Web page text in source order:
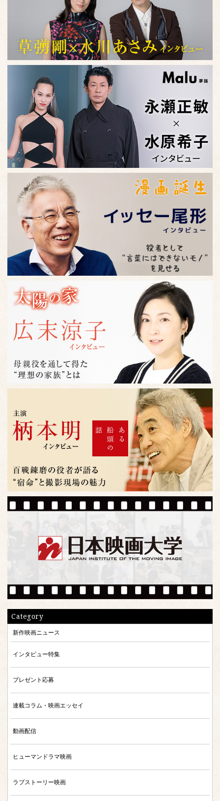
Category
新作映画ニュース
インタビュー特集
プレゼント応募
連載コラム・映画エッセイ
動画配信
ヒューマンドラマ映画
ラブストーリー映画